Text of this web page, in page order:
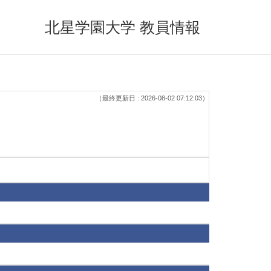
北星学園大学 教員情報
（最終更新日 : 2026-08-02 07:12:03）